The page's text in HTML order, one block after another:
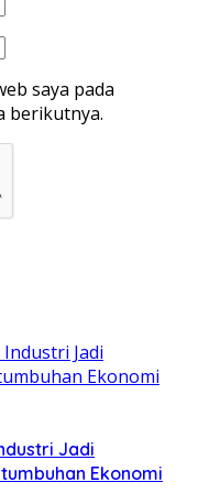
saya pada
berikutnya.
Jadi
Ekonomi